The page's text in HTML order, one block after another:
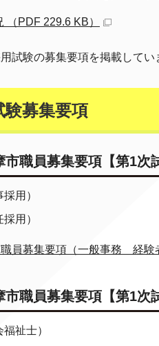
（PDF 229.6 KB）
試験の募集要項を掲載してい
験募集要項
市職員募集要項【第1
用）
用）
員募集要項（一般事務 経験
市職員募集要項【第1
祉士）